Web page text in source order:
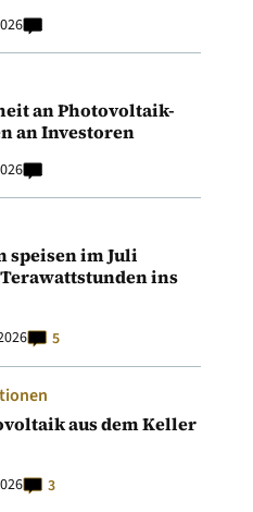
an Photovoltaik-
an Investoren
speisen im Juli
ins
5
aus dem Keller
3